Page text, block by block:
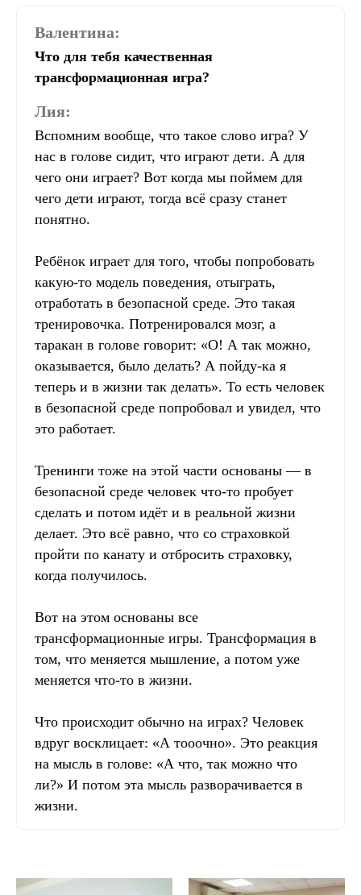
Валентина:
Что для тебя качественная
трансформационная игра?
Лия:
Вспомним вообще, что такое слово игра? У
нас в голове сидит, что играют дети. А для
чего они играет? Вот когда мы поймем для
чего дети играют, тогда всё сразу станет
понятно.
Ребёнок играет для того, чтобы попробовать
какую-то модель поведения, отыграть,
отработать в безопасной среде. Это такая
тренировочка. Потренировался мозг, а
таракан в голове говорит: «О! А так можно,
оказывается, было делать? А пойду-ка я
теперь и в жизни так делать». То есть человек
в безопасной среде попробовал и увидел, что
это работает.
Тренинги тоже на этой части основаны — в
безопасной среде человек что-то пробует
сделать и потом идёт и в реальной жизни
делает. Это всё равно, что со страховкой
пройти по канату и отбросить страховку,
когда получилось.
Вот на этом основаны все
трансформационные игры. Трансформация в
том, что меняется мышление, а потом уже
меняется что-то в жизни.
Что происходит обычно на играх? Человек
вдруг восклицает: «А тооочно». Это реакция
на мысль в голове: «А что, так можно что
ли?» И потом эта мысль разворачивается в
жизни.